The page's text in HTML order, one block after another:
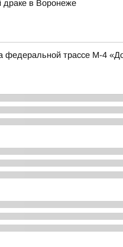
драке в Воронеже
трассе М-4